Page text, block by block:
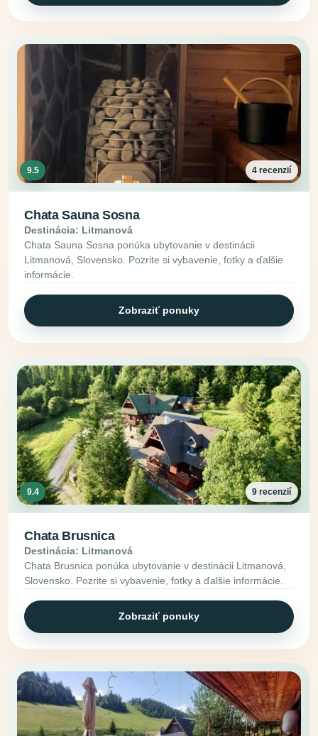
9.5 4 recenzií
Chata Sauna Sosna
Destinácia: Litmanová
Chata Sauna Sosna ponúka ubytovanie v destinácii
Litmanová, Slovensko. Pozrite si vybavenie, fotky a ďalšie
informácie.
Zobraziť ponuky
9.4 9 recenzií
Chata Brusnica
Destinácia: Litmanová
Chata Brusnica ponúka ubytovanie v destinácii Litmanová,
Slovensko. Pozrite si vybavenie, fotky a ďalšie informácie.
Zobraziť ponuky